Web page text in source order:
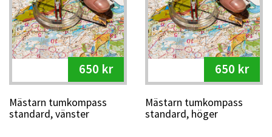
650 kr
Mästarn tumkompass
standard, vänster
650 kr
Mästarn tumkompass
standard, höger